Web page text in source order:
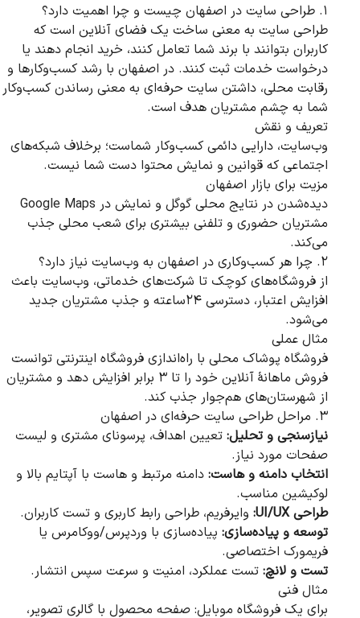
۱. طراحی سایت در اصفهان چیست و چرا اهمیت دارد؟
طراحی سایت به معنی ساخت یک فضای آنلاین است که
کاربران بتوانند با برند شما تعامل کنند، خرید انجام دهند یا
درخواست خدمات ثبت کنند. در اصفهان با رشد کسب‌وکارها و
رقابت محلی، داشتن سایت حرفه‌ای به معنی رساندن کسب‌وکار
شما به چشم مشتریان هدف است.
تعریف و نقش
وب‌سایت، دارایی دائمی کسب‌وکار شماست؛ برخلاف شبکه‌های
اجتماعی که قوانین و نمایش محتوا دست شما نیست.
مزیت برای بازار اصفهان
دیده‌شدن در نتایج محلی گوگل و نمایش در Google Maps
مشتریان حضوری و تلفنی بیشتری برای شعب محلی جذب
می‌کند.
۲. چرا هر کسب‌وکاری در اصفهان به وب‌سایت نیاز دارد؟
از فروشگاه‌های کوچک تا شرکت‌های خدماتی، وب‌سایت باعث
افزایش اعتبار، دسترسی ۲۴ساعته و جذب مشتریان جدید
می‌شود.
مثال عملی
فروشگاه پوشاک محلی با راه‌اندازی فروشگاه اینترنتی توانست
فروش ماهانهٔ آنلاین خود را تا ۳ برابر افزایش دهد و مشتریان
از شهرستان‌های هم‌جوار جذب کند.
۳. مراحل طراحی سایت حرفه‌ای در اصفهان
نیازسنجی و تحلیل: تعیین اهداف، پرسونای مشتری و لیست
صفحات مورد نیاز.
انتخاب دامنه و هاست: دامنه مرتبط و هاست با آپتایم بالا و
لوکیشین مناسب.
طراحی UI/UX:
وایرفریم، طراحی رابط کاربری و تست کاربران.
توسعه و پیاده‌سازی: پیاده‌سازی با وردپرس/ووکامرس یا
فریمورک اختصاصی.
تست و لانچ: تست عملکرد، امنیت و سرعت سپس انتشار.
مثال فنی
برای یک فروشگاه موبایل: صفحه محصول با گالری تصویر،